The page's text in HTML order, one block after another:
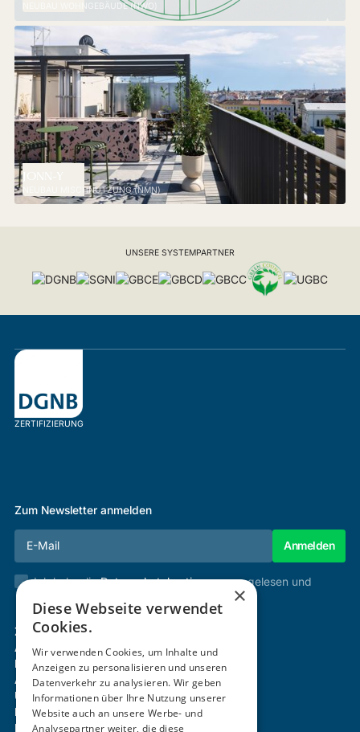
NEUBAU WOHNGEBÄUDE (NWO)
NEUBAU MISCHNUTZUNG (NMN)
UNSERE SYSTEMPARTNER
ZERTIFIZIERUNG
Zum Newsletter anmelden
Ich habe dieDatenschutzbestimmungengelesen und
Zertifizierung & Verifikation
Akademie
Mitgliedschaft
Aktivitäten
Über uns
Login
Kontakt
×
Diese Webseite verwendet
Cookies.
Wir verwenden Cookies, um Inhalte und
Anzeigen zu personalisieren und unseren
Datenverkehr zu analysieren. Wir geben
Informationen über Ihre Nutzung unserer
Website auch an unsere Werbe- und
Analysepartner weiter, die diese